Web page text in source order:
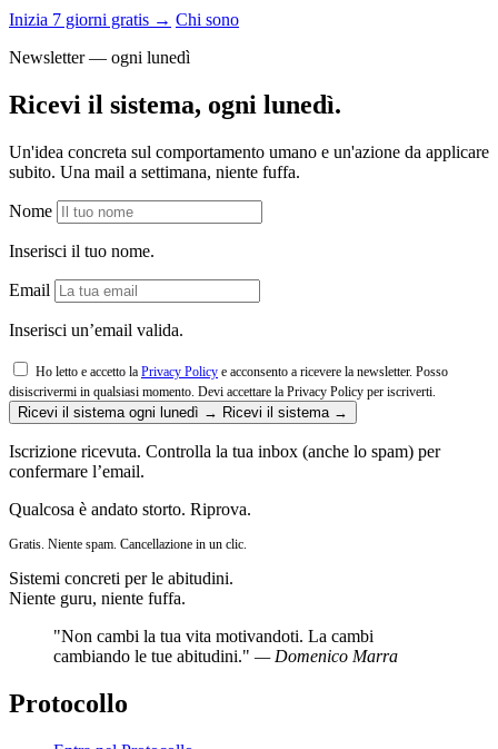
Inizia 7 giorni gratis → Chi sono
Newsletter — ogni lunedì
Ricevi il sistema, ogni lunedì.
Un'idea concreta sul comportamento umano e un'azione da applicare
subito. Una mail a settimana, niente fuffa.
Nome
Inserisci il tuo nome.
Email
Inserisci un’email valida.
Ho letto e accetto la Privacy Policy e acconsento a ricevere la newsletter. Posso
disiscrivermi in qualsiasi momento. Devi accettare la Privacy Policy per iscriverti.
Ricevi il sistema ogni lunedì → Ricevi il sistema →
Iscrizione ricevuta. Controlla la tua inbox (anche lo spam) per
confermare l’email.
Qualcosa è andato storto. Riprova.
Gratis. Niente spam. Cancellazione in un clic.
Sistemi concreti per le abitudini.
Niente guru, niente fuffa.
"Non cambi la tua vita motivandoti. La cambi
cambiando le tue abitudini." — Domenico Marra
Protocollo